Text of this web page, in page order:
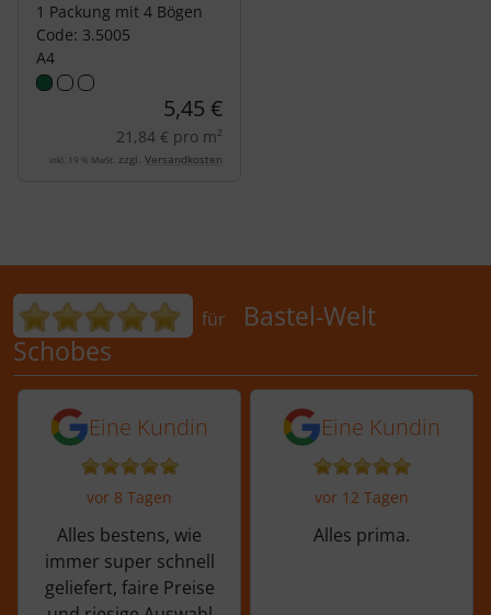
1 Packung mit 4 Bögen
Code: 3.5005
A4
5,45 €
21,84 € pro m²
inkl. 19 % MwSt. zzgl. Versandkosten
Bewertungen für Bastel-Welt
für
Bastel-Welt
Schobes
5 von 5 Sternen von einer Kundin vor
Eine Kundin
vor 8 Tagen
Alles bestens, wie
immer super schnell
geliefert, faire Preise
5 von 5 Sternen
Eine Kundin
vor 12 Tagen
Alles prima.